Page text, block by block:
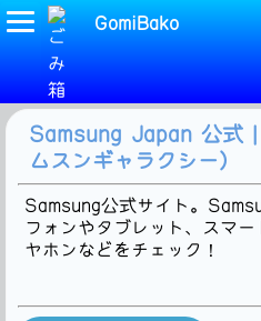
GomiBako
(大韓民国の企業)タグの検索結
Samsung Japan 公式
ムスンギャラクシー）
Samsung公式サイト。
フォンやタブレット、スマ
ヤホンなどをチェック！